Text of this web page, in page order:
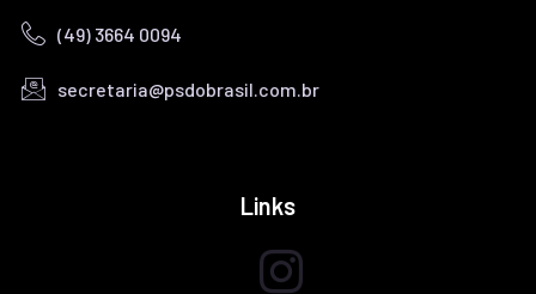
(49) 3664 0094
secretaria@psdobrasil.com.br
Links